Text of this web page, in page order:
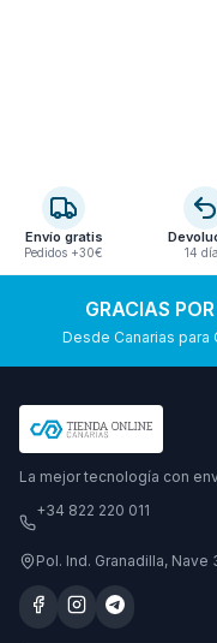
Envío gratis
Pedidos +30€ 14
GRACIAS
Desde Canarias
La mejor tecnología con
+34 822 220 011
Pol. Ind. Granadilla, Nave